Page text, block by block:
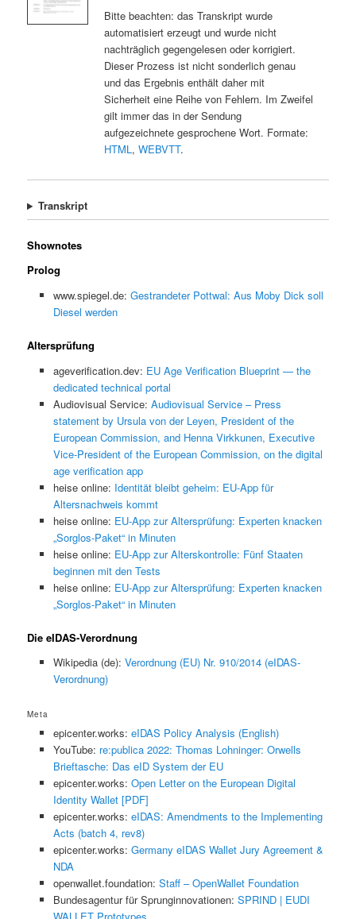
Bitte beachten: das Transkript wurde
automatisiert erzeugt und wurde nicht
nachträglich gegengelesen oder korrigiert.
Dieser Prozess ist nicht sonderlich genau
und das Ergebnis enthält daher mit
Sicherheit eine Reihe von Fehlern. Im Zweifel
gilt immer das in der Sendung
aufgezeichnete gesprochene Wort. Formate:
HTML, WEBVTT.
Transkript
Shownotes
Prolog
www.spiegel.de: Gestrandeter Pottwal: Aus Moby Dick soll
Diesel werden
Altersprüfung
ageverification.dev: EU Age Verification Blueprint — the
dedicated technical portal
Audiovisual Service: Audiovisual Service – Press
statement by Ursula von der Leyen, President of the
European Commission, and Henna Virkkunen, Executive
Vice-President of the European Commission, on the digital
age verification app
heise online: Identität bleibt geheim: EU-App für
Altersnachweis kommt
heise online: EU-App zur Altersprüfung: Experten knacken
„Sorglos-Paket“ in Minuten
heise online: EU-App zur Alterskontrolle: Fünf Staaten
beginnen mit den Tests
heise online: EU-App zur Altersprüfung: Experten knacken
„Sorglos-Paket“ in Minuten
Die eIDAS-Verordnung
Wikipedia (de): Verordnung (EU) Nr. 910/2014 (eIDAS-
Verordnung)
Meta
epicenter.works: eIDAS Policy Analysis (English)
YouTube: re:publica 2022: Thomas Lohninger: Orwells
Brieftasche: Das eID System der EU
epicenter.works: Open Letter on the European Digital
Identity Wallet [PDF]
epicenter.works: eIDAS: Amendments to the Implementing
Acts (batch 4, rev8)
epicenter.works: Germany eIDAS Wallet Jury Agreement &
NDA
openwallet.foundation: Staff – OpenWallet Foundation
Bundesagentur für Sprunginnovationen: SPRIND | EUDI